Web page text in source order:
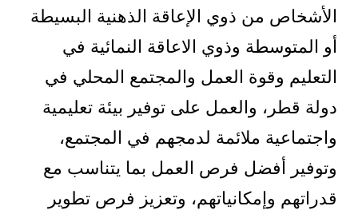
الأشخاص من ذوي الإعاقة الذهنية البسيطة
أو المتوسطة وذوي الاعاقة النمائية في
التعليم وقوة العمل والمجتمع المحلي في
دولة قطر، والعمل على توفير بيئة تعليمية
واجتماعية ملائمة لدمجهم في المجتمع،
وتوفير أفضل فرص العمل بما يتناسب مع
قدراتهم وإمكانياتهم، وتعزيز فرص تطوير